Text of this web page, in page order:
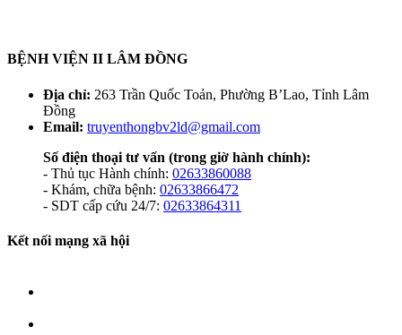
BỆNH VIỆN II LÂM ĐỒNG
Địa chỉ: 263 Trần Quốc Toản, Phường B’Lao, Tỉnh Lâm
Đồng
Email: truyenthongbv2ld@gmail.com
Số điện thoại tư vấn (trong giờ hành chính):
- Thủ tục Hành chính: 02633860088
- Khám, chữa bệnh: 02633866472
- SDT cấp cứu 24/7: 02633864311
Kết nối mạng xã hội